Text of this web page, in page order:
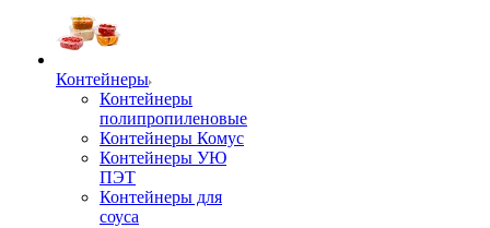
Контейнеры
Контейнеры
полипропиленовые
Контейнеры Комус
Контейнеры УЮ
ПЭТ
Контейнеры для
соуса